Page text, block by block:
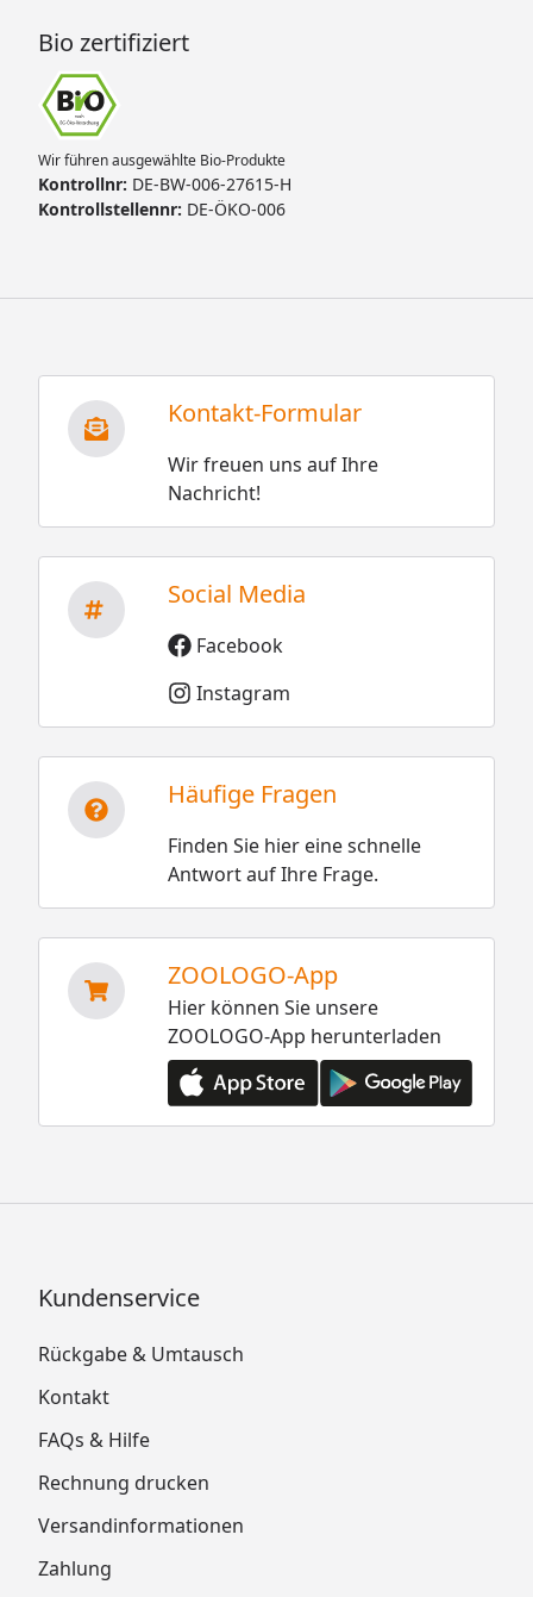
Bio zertifiziert
Wir führen ausgewählte Bio-Produkte
Kontrollnr: DE-BW-006-27615-H
Kontrollstellennr: DE-ÖKO-006
Kontakt-Formular
Wir freuen uns auf Ihre
Nachricht!
Social Media
Facebook
Instagram
Häufige Fragen
Finden Sie hier eine schnelle
Antwort auf Ihre Frage.
ZOOLOGO-App
Hier können Sie unsere
ZOOLOGO-App herunterladen
Kundenservice
Rückgabe & Umtausch
Kontakt
FAQs & Hilfe
Rechnung drucken
Versandinformationen
Zahlung